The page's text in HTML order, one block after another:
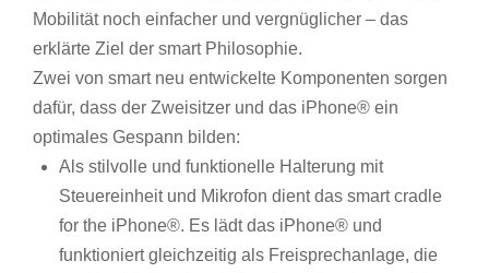
Mobilität noch einfacher und vergnüglicher – das
erklärte Ziel der smart Philosophie.
Zwei von smart neu entwickelte Komponenten sorgen
dafür, dass der Zweisitzer und das iPhone® ein
optimales Gespann bilden:
Als stilvolle und funktionelle Halterung mit
Steuereinheit und Mikro­fon dient das smart cradle
for the iPhone®. Es lädt das iPhone® und
funktioniert gleichzeitig als Freisprechanlage, die